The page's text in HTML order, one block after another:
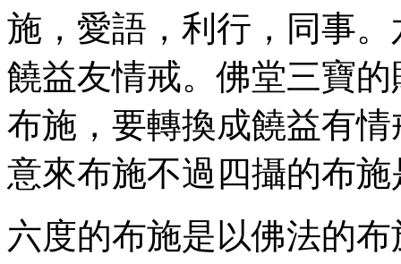
施，愛語，利行，同事
饒益友情戒。佛堂三寶
布施，要轉換成饒益有
意來布施不過四攝的布
六度的布施是以佛法的